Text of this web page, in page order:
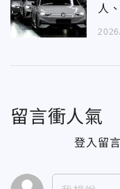
人
留言衝人氣
登入留